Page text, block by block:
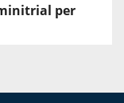
per